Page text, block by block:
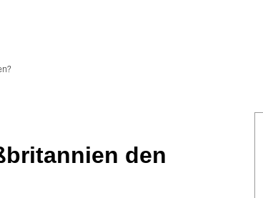
den